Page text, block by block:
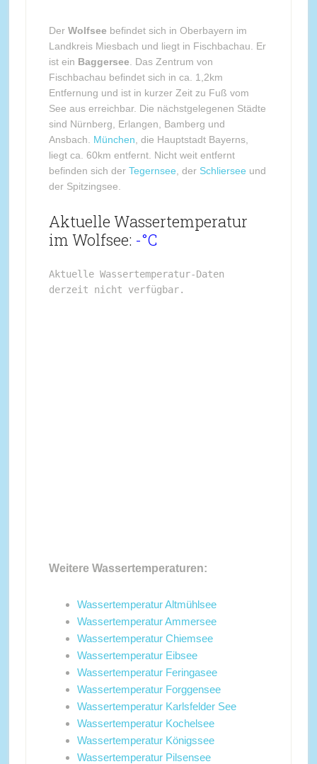
Der Wolfsee befindet sich in Oberbayern im
Landkreis Miesbach und liegt in Fischbachau. Er
ist ein Baggersee . Das Zentrum von
Fischbachau befindet sich in ca. 1,2km
Entfernung und ist in kurzer Zeit zu Fuß vom
See aus erreichbar. Die nächstgelegenen Städte
sind Nürnberg, Erlangen, Bamberg und
Ansbach. München , die Hauptstadt Bayerns,
liegt ca. 60km entfernt. Nicht weit entfernt
befinden sich der Tegernsee , der Schliersee und
der Spitzingsee.
Aktuelle Wassertemperatur
im Wolfsee: -°C
Aktuelle Wassertemperatur-Daten
derzeit nicht verfügbar.
Weitere Wassertemperaturen:
Wassertemperatur Altmühlsee
Wassertemperatur Ammersee
Wassertemperatur Chiemsee
Wassertemperatur Eibsee
Wassertemperatur Feringasee
Wassertemperatur Forggensee
Wassertemperatur Karlsfelder See
Wassertemperatur Kochelsee
Wassertemperatur Königssee
Wassertemperatur Pilsensee